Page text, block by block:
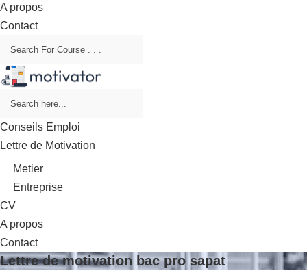
A propos
Contact
Conseils Emploi
Lettre de Motivation
Metier
Entreprise
CV
A propos
Contact
Lettre de motivation bac pro sapat